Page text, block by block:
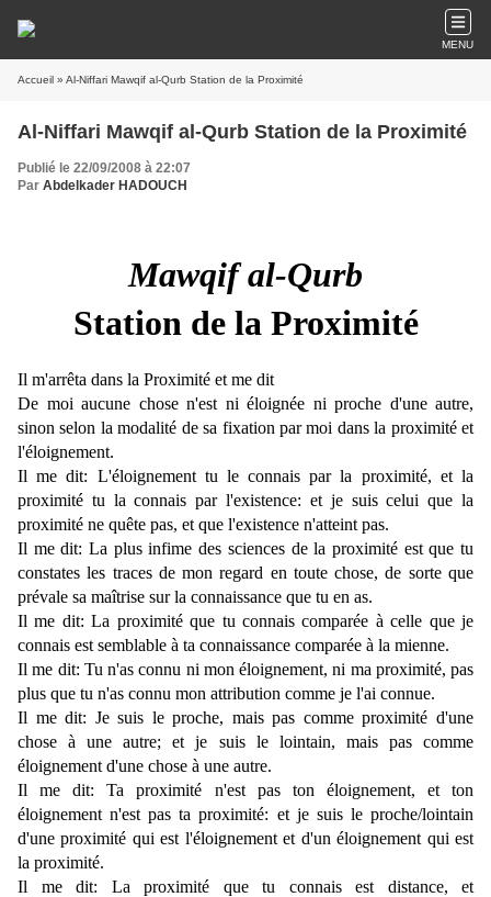
MENU
Accueil » Al-Niffari Mawqif al-Qurb Station de la Proximité
Al-Niffari Mawqif al-Qurb Station de la Proximité
Publié le 22/09/2008 à 22:07
Par Abdelkader HADOUCH
Mawqif al-Qurb
Station de la Proximité
Il m'arrêta dans la Proximité et me dit
De moi aucune chose n'est ni éloignée ni proche d'une autre,
sinon selon la modalité de sa fixation par moi dans la proximité et
l'éloignement.
Il me dit: L'éloignement tu le connais par la proximité, et la
proximité tu la connais par l'existence: et je suis celui que la
proximité ne quête pas, et que l'existence n'atteint pas.
Il me dit: La plus infime des sciences de la proximité est que tu
constates les traces de mon regard en toute chose, de sorte que
prévale sa maîtrise sur la connaissance que tu en as.
Il me dit: La proximité que tu connais comparée à celle que je
connais est semblable à ta connaissance comparée à la mienne.
Il me dit: Tu n'as connu ni mon éloignement, ni ma proximité, pas
plus que tu n'as connu mon attribution comme je l'ai connue.
Il me dit: Je suis le proche, mais pas comme proximité d'une
chose à une autre; et je suis le lointain, mais pas comme
éloignement d'une chose à une autre.
Il me dit: Ta proximité n'est pas ton éloignement, et ton
éloignement n'est pas ta proximité: et je suis le proche/lointain
d'une proximité qui est l'éloignement et d'un éloignement qui est
la proximité.
Il me dit: La proximité que tu connais est distance, et